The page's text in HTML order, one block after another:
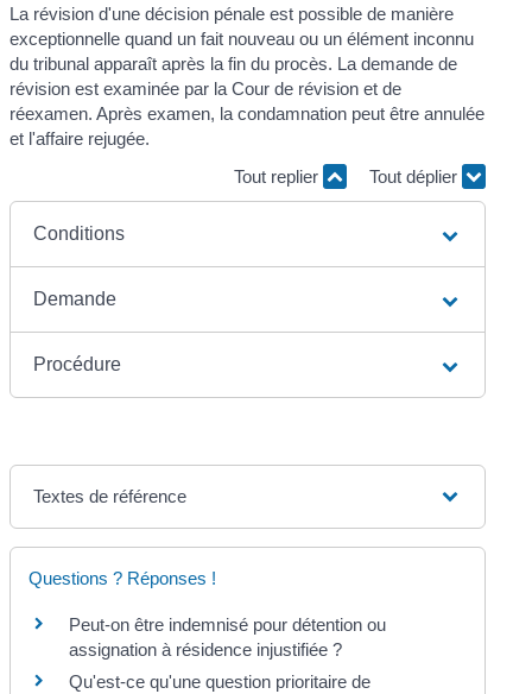
La révision d'une décision pénale est possible de manière
exceptionnelle quand un fait nouveau ou un élément inconnu
du tribunal apparaît après la fin du procès. La demande de
révision est examinée par la Cour de révision et de
réexamen. Après examen, la condamnation peut être annulée
et l'affaire rejugée.
Tout replier
Tout déplier
Conditions
Demande
Procédure
Textes de référence
Questions ? Réponses !
Peut-on être indemnisé pour détention ou
assignation à résidence injustifiée ?
Qu'est-ce qu'une question prioritaire de